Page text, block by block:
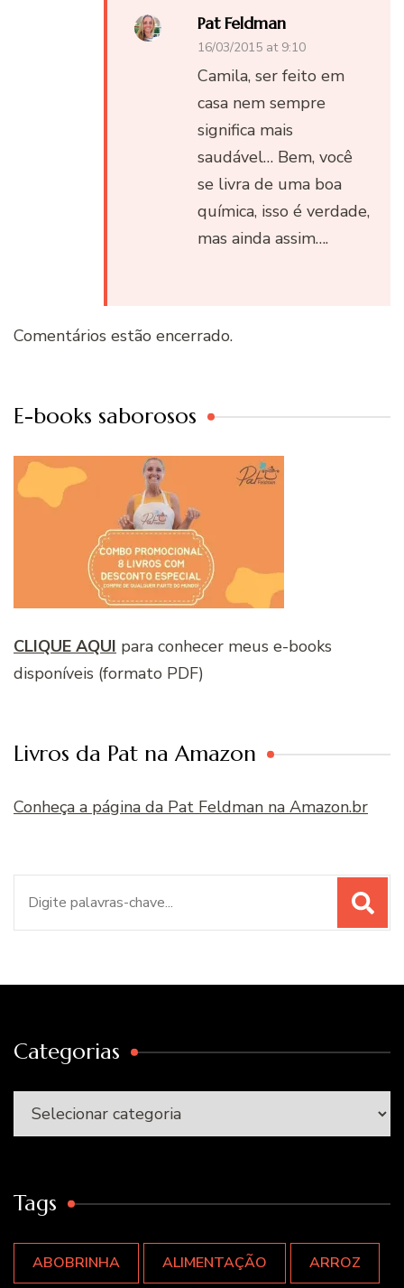
Pat Feldman
16/03/2015 at 9:10
Camila, ser feito em
casa nem sempre
significa mais
saudável… Bem, você
se livra de uma boa
química, isso é verdade,
mas ainda assim….
Comentários estão encerrado.
E-books saborosos
CLIQUE AQUI para conhecer meus e-books
disponíveis (formato PDF)
Livros da Pat na Amazon
Conheça a página da Pat Feldman na Amazon.br
Categorias
Categorias
Tags
ABOBRINHA ALIMENTAÇÃO ARROZ